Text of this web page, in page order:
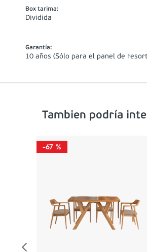
Box tarima:
Dividida
Garantía:
10 años (Sólo para el panel de
Tambien podría
-67 %